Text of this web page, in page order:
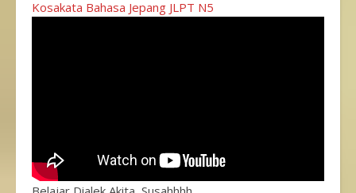
Kosakata Bahasa Jepang JLPT N5